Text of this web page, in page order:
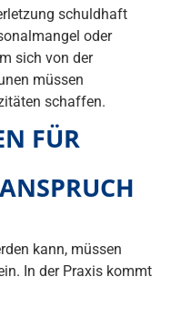
schuldhaft
oder
sich von der
müssen
schaffen.
FÜR
kann, müssen
In der Praxis kommt